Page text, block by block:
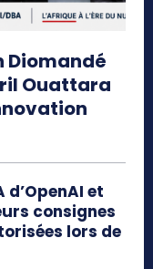
Diomandé
Ouattara
et
consignes
lors de